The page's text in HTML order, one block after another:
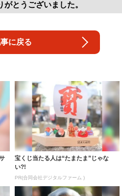
がとうございました。
に戻る
宝くじ当たる人は“たまたま”じゃな
い?!
PR(合同会社デジタルファーム )